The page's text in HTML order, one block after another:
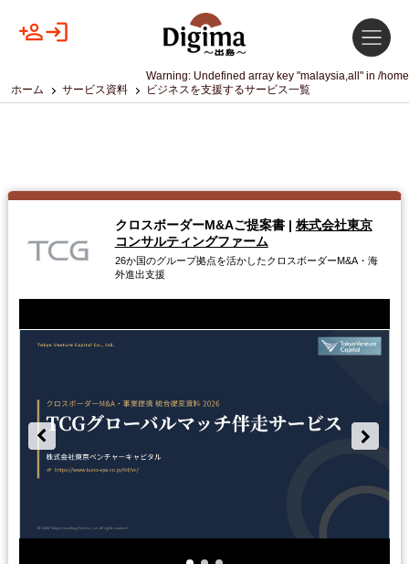
ホーム サービス資料
Warning: Undefined array key "malaysia,all" in /
ビジネスを支援するサービス一覧
クロスボーダーM&Aご提案書 | 株式会社東京
コンサルティングファーム
26か国のグループ拠点を活かしたクロスボーダーM&A・海
外進出支援